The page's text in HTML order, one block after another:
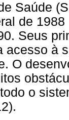
Saúde
de
Seus
acesso à
O
o